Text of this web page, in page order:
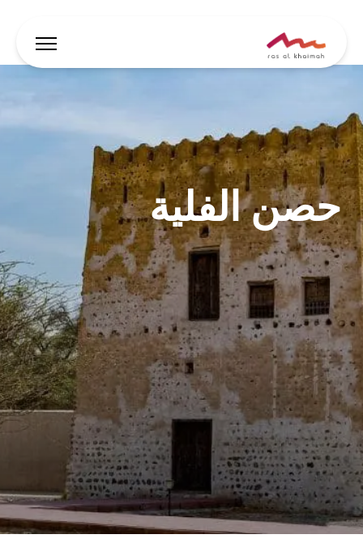
دع الإلهام يقودك
أين تقيم
أبرز الفعاليات والأنشطة
خطط لرحلتك
🇸🇦
AR الفعاليات يبحث
حصن الفلية